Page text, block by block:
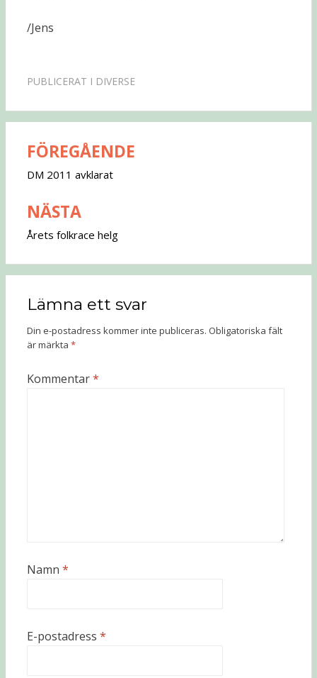
/Jens
PUBLICERAT I DIVERSE
Inläggsnavigering
FÖREGÅENDE
DM 2011 avklarat
NÄSTA
Årets folkrace helg
Lämna ett svar
Din e-postadress kommer inte publiceras. Obligatoriska fält
är märkta *
Kommentar*
Namn *
E-postadress *